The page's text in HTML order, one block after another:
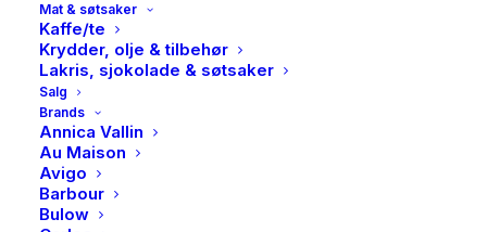
Mat & søtsaker
Kaffe/te
Krydder, olje & tilbehør
Lakris, sjokolade & søtsaker
Salg
Brands
Annica Vallin
Au Maison
Avigo
Barbour
Bulow
799,00 kr
Et nydelig smykke i 925 sølv med teksten «Mamma»
og en glitrende zirkonia sten. Dette er den perfekte
gaven til morsdag, bursdag eller en hverdagslig
påminnelse om hvor mye hun betyr for deg.
På lager